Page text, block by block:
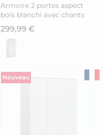
Armoire 2 portes aspect
bois blanchi avec chants
bleus en façade - MISYLIA
299,99 €
Nouveau